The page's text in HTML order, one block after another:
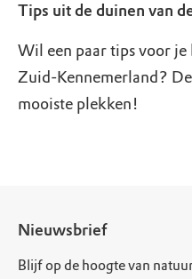
Tips uit de duinen van
Wil een paar tips voor
Zuid-Kennemerland?
mooiste plekken!
Nieuwsbrief
Blijf op de hoogte van